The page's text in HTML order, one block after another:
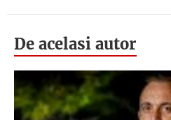
De acelasi autor